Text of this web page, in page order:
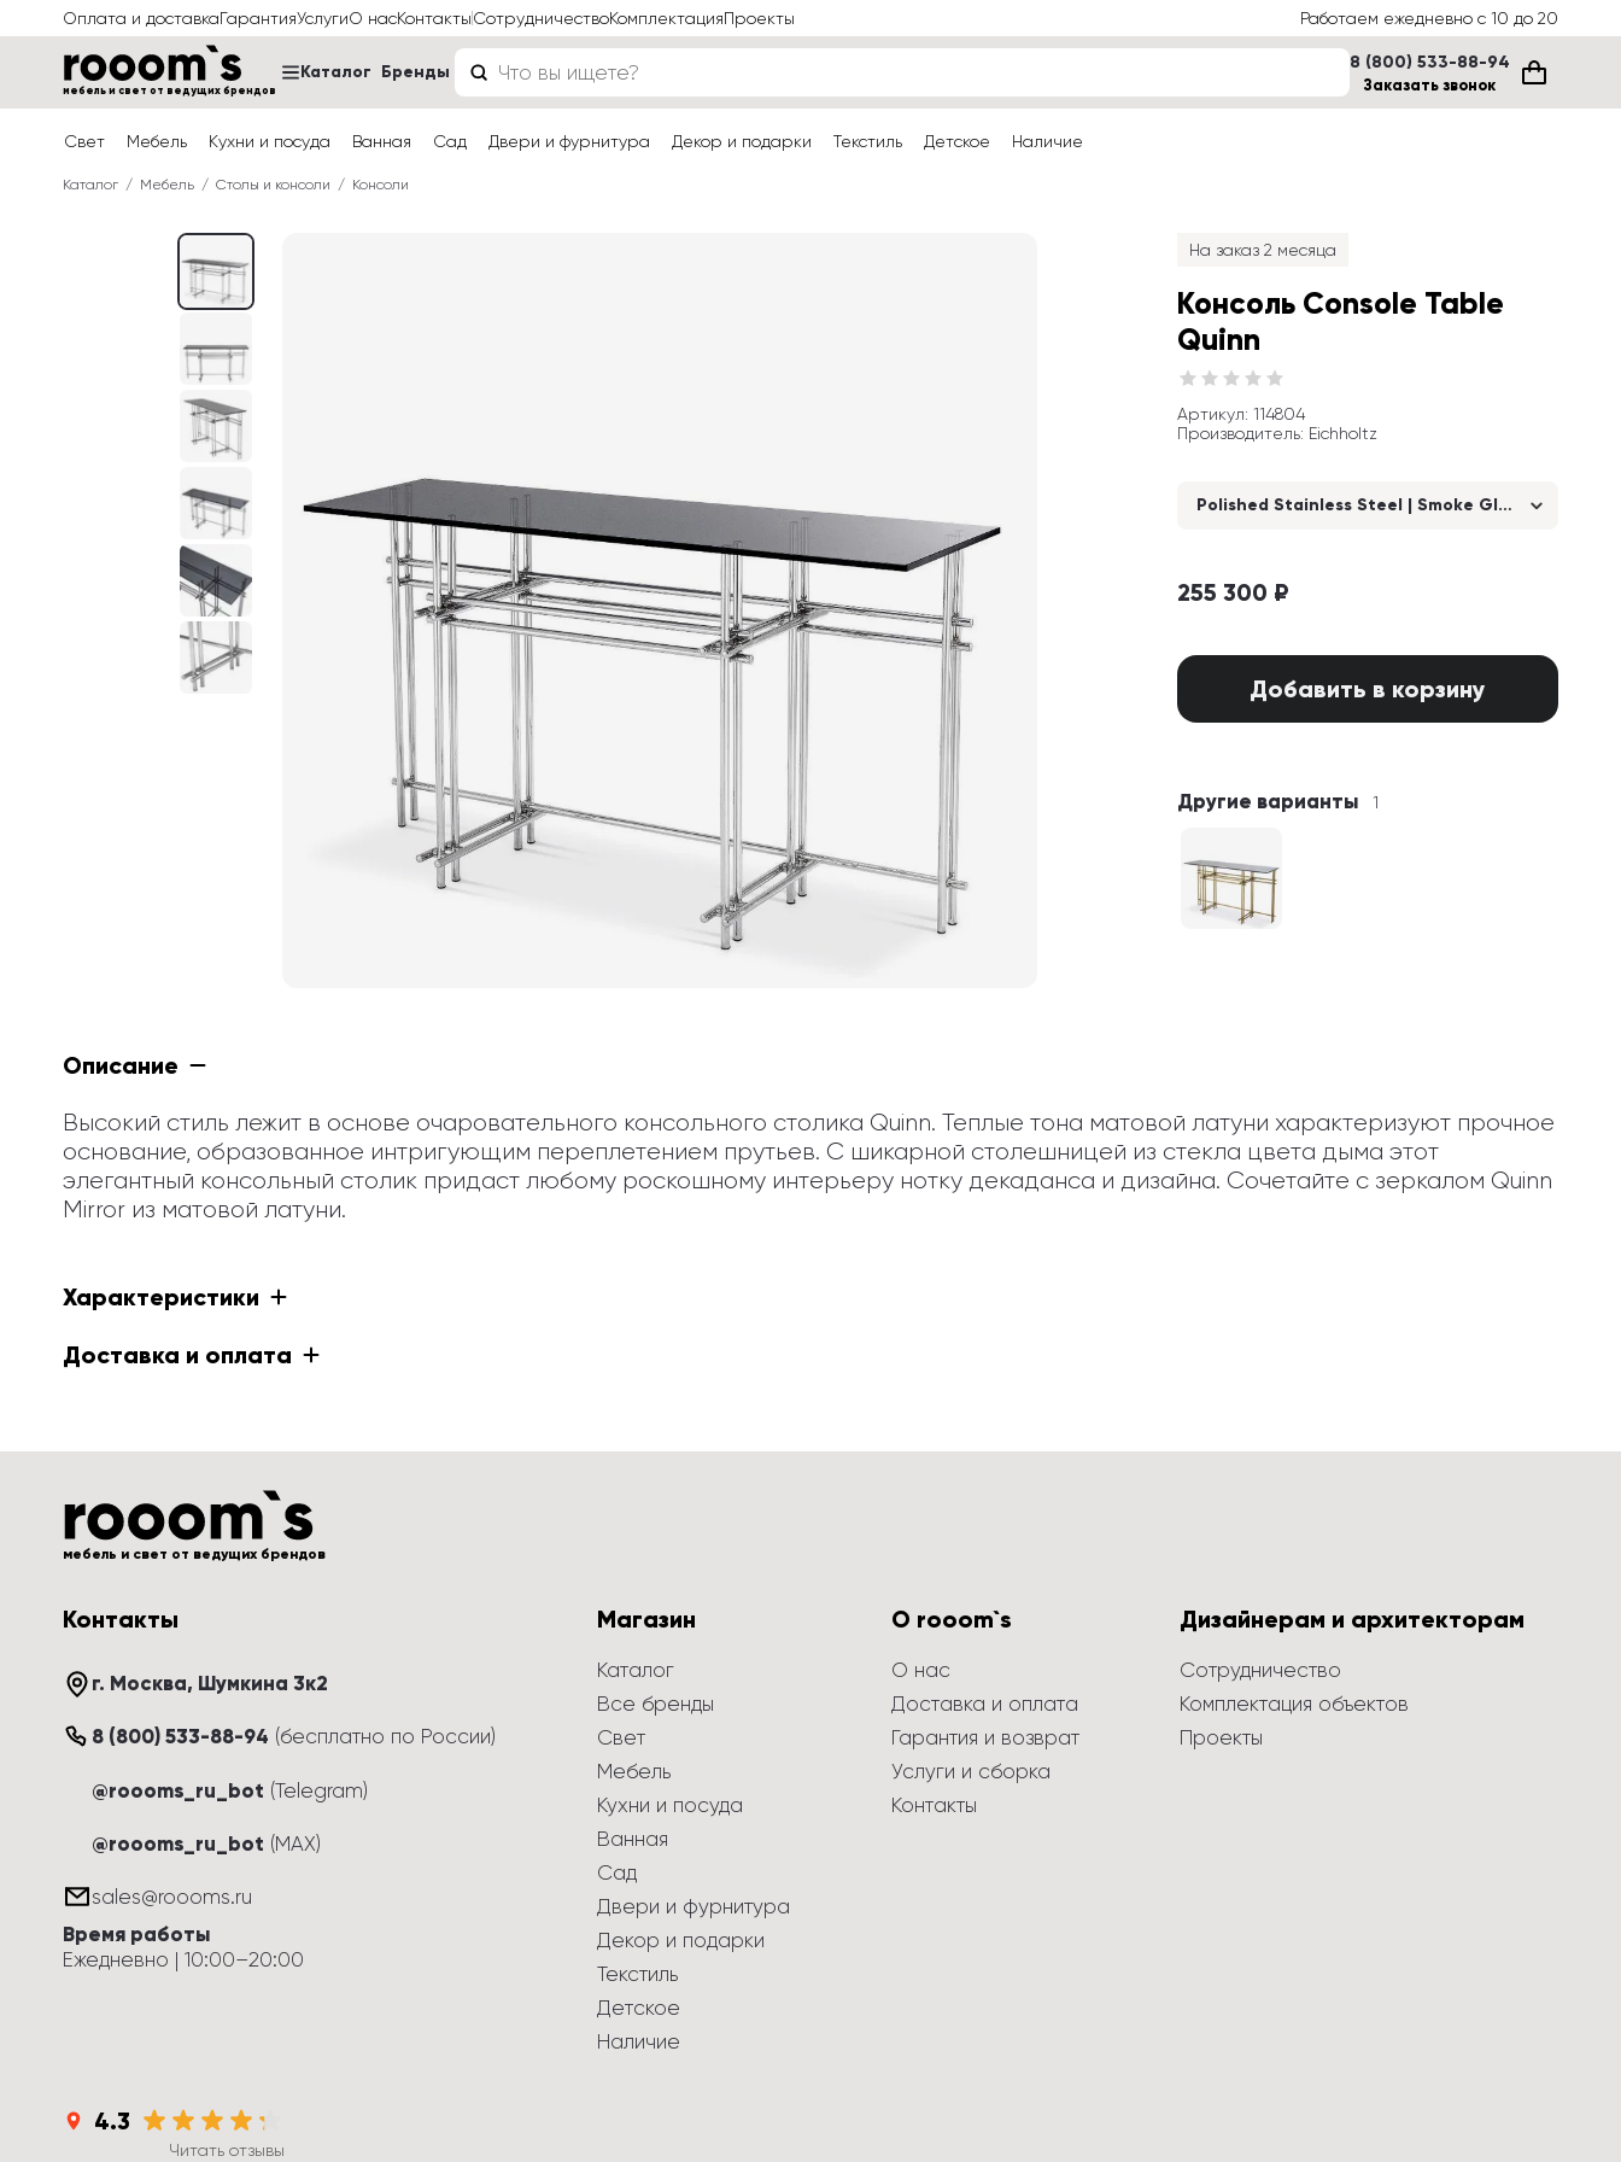
Оплата и доставкаГарантияУслугиО насКонтактыСотрудничествоКомплектацияПроекты Работаем ежедневно с 10 до 20
мебель и свет от ведущих брендов
Каталог Бренды 8 (800) 533-88-94
Заказать звонок
Свет Мебель Кухни и посуда Ванная Сад Двери и фурнитура Декор и подарки Текстиль Детское Наличие
Каталог Мебель Столы и консоли Консоли
На заказ 2 месяца
Консоль Console Table
Quinn
Артикул: 114804
Производитель: Eichholtz
Polished Stainless Steel | Smoke Glass
255 300 ₽
Добавить в корзину
Другие варианты 1
Описание
Высокий стиль лежит в основе очаровательного консольного столика Quinn. Теплые тона матовой латуни характеризуют прочное
основание, образованное интригующим переплетением прутьев. С шикарной столешницей из стекла цвета дыма этот
элегантный консольный столик придаст любому роскошному интерьеру нотку декаданса и дизайна. Сочетайте с зеркалом Quinn
Mirror из матовой латуни.
Характеристики
Доставка и оплата
мебель и свет от ведущих брендов
Контакты
г. Москва, Шумкина 3к2
8 (800) 533-88-94 (бесплатно по России)
@roooms_ru_bot (Telegram)
@roooms_ru_bot (MAX)
sales@roooms.ru
Время работы
Ежедневно | 10:00–20:00
4.3
Читать отзывы
Магазин
Каталог
Все бренды
Свет
Мебель
Кухни и посуда
Ванная
Сад
Двери и фурнитура
Декор и подарки
Текстиль
Детское
Наличие
О rooom`s
О нас
Доставка и оплата
Гарантия и возврат
Услуги и сборка
Контакты
Дизайнерам и архитекторам
Сотрудничество
Комплектация объектов
Проекты